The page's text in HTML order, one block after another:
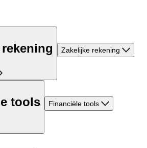
Zakelijke rekening
tools Financiële tools